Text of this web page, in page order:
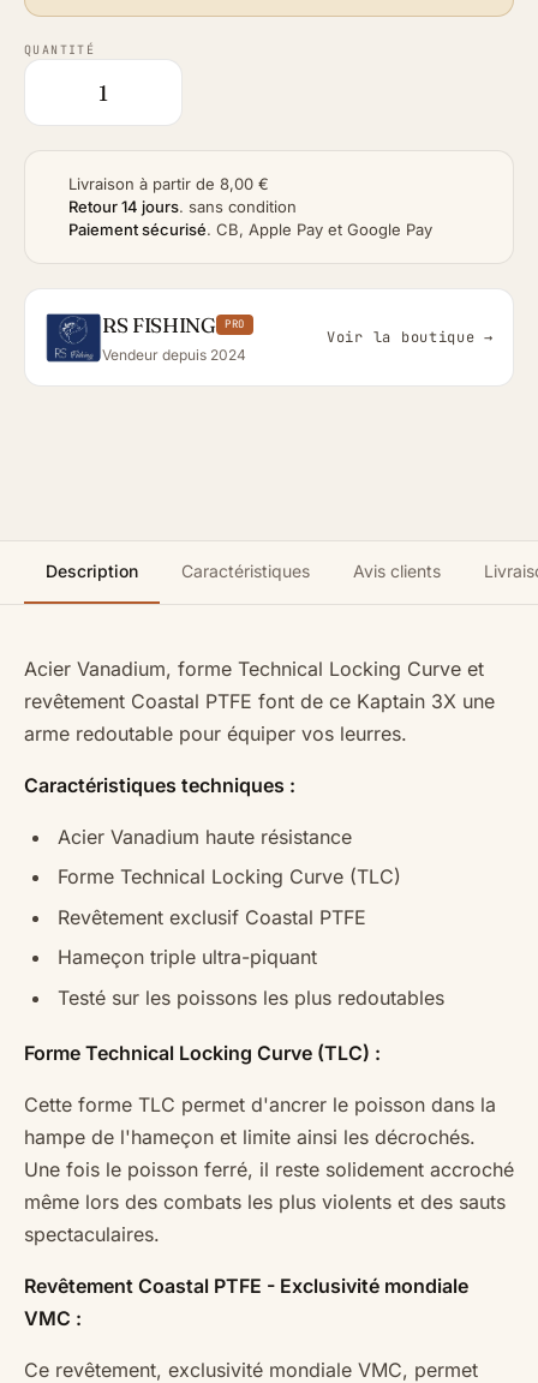
QUANTITÉ
Livraison à partir de 8,00 €
Retour 14 jours. sans condition
Paiement sécurisé. CB, Apple Pay et Google Pay
RS FISHING PRO
Vendeur depuis 2024
Voir la boutique →
Description Caractéristiques Avis clients
Acier Vanadium, forme Technical Locking Curve et
revêtement Coastal PTFE font de ce Kaptain 3X une
arme redoutable pour équiper vos leurres.
Caractéristiques techniques :
Acier Vanadium haute résistance
Forme Technical Locking Curve (TLC)
Revêtement exclusif Coastal PTFE
Hameçon triple ultra-piquant
Testé sur les poissons les plus redoutables
Forme Technical Locking Curve (TLC) :
Cette forme TLC permet d'ancrer le poisson dans la
hampe de l'hameçon et limite ainsi les décrochés.
Une fois le poisson ferré, il reste solidement accroché
même lors des combats les plus violents et des sauts
spectaculaires.
Revêtement Coastal PTFE - Exclusivité mondiale
VMC :
Ce revêtement, exclusivité mondiale VMC, permet